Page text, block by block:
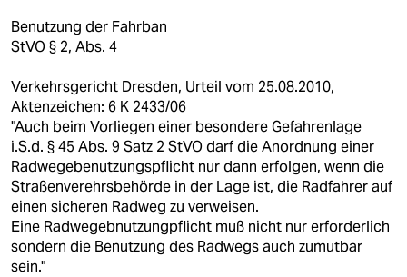
shop
unterstützen
abo
genossenschaft
epaper login
Benutzung der Fahrban
StVO § 2, Abs. 4
Verkehrsgericht Dresden, Urteil vom 25.08.2010,
Aktenzeichen: 6 K 2433/06
"Auch beim Vorliegen einer besondere Gefahrenlage
i.S.d. § 45 Abs. 9 Satz 2 StVO darf die Anordnung einer
Radwegebenutzungspflicht nur dann erfolgen, wenn die
Straßenverehrsbehörde in der Lage ist, die Radfahrer auf
einen sicheren Radweg zu verweisen.
Eine Radwegebnutzungpflicht muß nicht nur erforderlich
sondern die Benutzung des Radwegs auch zumutbar
sein."